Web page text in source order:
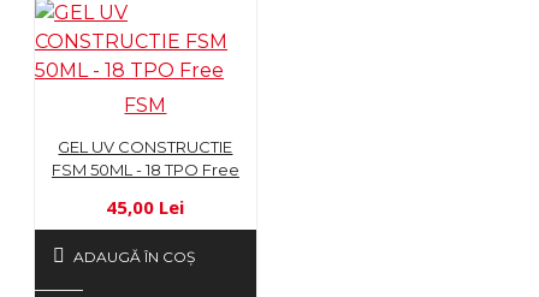
FSM
GEL UV CONSTRUCTIE
FSM 50ML - 18 TPO Free
45,00 Lei
ADAUGĂ ÎN COŞ